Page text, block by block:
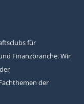
für
Finanzbranche. Wir
der